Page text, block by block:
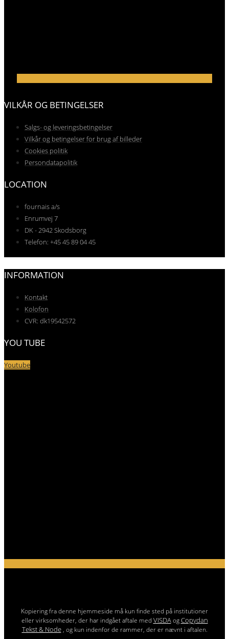
VILKÅR OG BETINGELSER
Salgs- og leveringsbetingelser
Vilkår og betingelser for brug af billeder
Cookies politik
Persondatapolitik
LOCATION
fournais a/s
Enrumvej 7
DK - 2942 Skodsborg
Telefon: +45 45 89 04 45
INFORMATION
Kontakt
Kolofon
CVR: dk19542572
YOU TUBE
Youtube
Kopiering fra denne hjemmeside må kun finde sted på institutioner
eller virksomheder, der har indgået aftale med VISDAogCopydan
Tekst & Node, og kun indenfor de rammer, der er nævnt i aftalen.